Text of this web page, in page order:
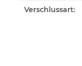
Verschlussart: